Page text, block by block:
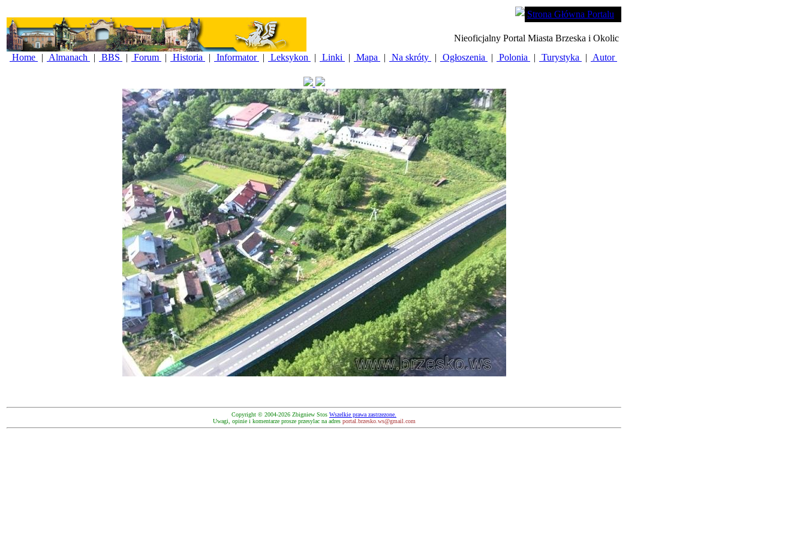
Strona Główna Portalu
Nieoficjalny Portal Miasta Brzeska i Okolic
Home
| Almanach | BBS | Forum | Historia | Informator | Leksykon | Linki | Mapa | Na skróty | Ogłoszenia | Polonia | Turystyka | Autor
Copyright © 2004-2026 Zbigniew Stos Wszelkie prawa zastrzezone.
Uwagi, opinie i komentarze prosze przesylac na adres portal.brzesko.ws@gmail.com